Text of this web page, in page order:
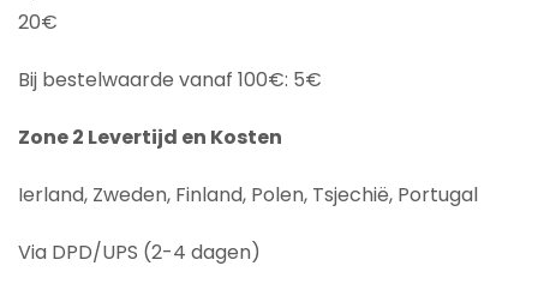
20€
Bij bestelwaarde vanaf 100€: 5€
Zone 2 Levertijd en Kosten
Ierland, Zweden, Finland, Polen, Tsjechië, Portugal
Via DPD/UPS (2-4 dagen)